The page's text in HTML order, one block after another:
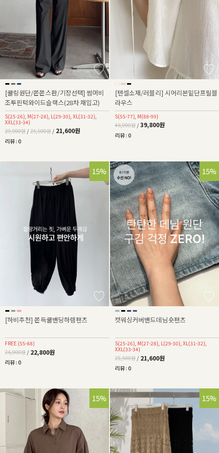
[쿨링원단/쫀쫀스판/기장선택] 썸머비
조투핀턱와이드슬랙스(28차 재입고)
S(25-26), M(27-28), L(29-30), XL(31-32),
XXL(33-34)
29,900원 / 25,500원 / 21,600원
리뷰 : 0
[텐셀소재/러블리] 시어리본밑단프릴블
라우스
S(55-77), M(88-99)
46,900원 / 39,800원
리뷰 : 0
15%
[하비추천] 쫀득쿨밴딩하렘팬츠
FREE (55-88)
26,900원 / 22,800원
리뷰 : 0
15%
캣워싱커버밴드데님숏팬츠
S(25-26), M(27-28), L(29-30), XL(31-32),
XXL(33-34)
25,500원 / 21,600원
리뷰 : 0
15% 15%